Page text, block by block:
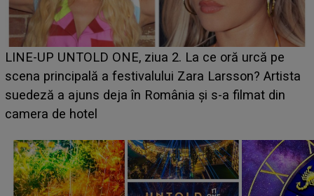
Ce a dezvăluit noua concurentă din "Casa Iubirii" l-a
luat prin surprindere pe Emanuel. CINE ESTE
BĂIATUL VIZAT de Alexandra?! Aflându-se în fața
faptului împlinit, A RECUNOSCUT IMEDIAT: "Am